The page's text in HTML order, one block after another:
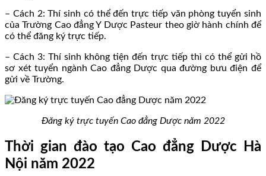
– Cách 2: Thí sinh có thể đến trực tiếp văn phòng tuyển sinh
của Trường Cao đẳng Y Dược Pasteur theo giờ hành chính để
có thể đăng ký trực tiếp.
– Cách 3: Thí sinh không tiện đến trực tiếp thì có thể gửi hồ
sơ xét tuyển ngành Cao đẳng Dược qua đường bưu điện để
gửi về Trường.
Đăng ký trực tuyến Cao đẳng Dược năm 2022
Thời gian đào tạo Cao đẳng Dược Hà
Nội năm 2022